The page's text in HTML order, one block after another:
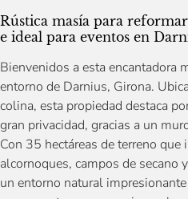
Rústica masía para
e ideal para eventos en
Bienvenidos a esta encantadora
entorno de Darnius, Girona.
colina, esta propiedad destaca
gran privacidad, gracias a un
Con 35 hectáreas de terreno
alcornoques, campos de secano
un entorno natural